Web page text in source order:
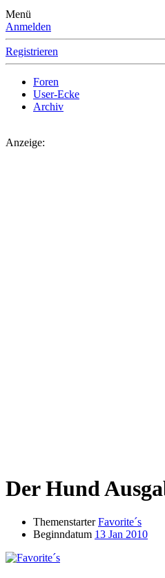
Menü
Anmelden
Registrieren
Foren
User-Ecke
Archiv
Anzeige:
Der Hund
Themenstarter Favorite´s
Beginndatum 13 Jan 2010